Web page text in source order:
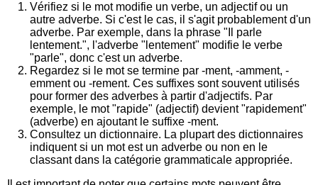
Vérifiez si le mot modifie un verbe, un adjectif ou un
autre adverbe. Si c'est le cas, il s'agit probablement d'un
adverbe. Par exemple, dans la phrase "Il parle
lentement.", l'adverbe "lentement" modifie le verbe
"parle", donc c'est un adverbe.
Regardez si le mot se termine par -ment, -amment, -
emment ou -rement. Ces suffixes sont souvent utilisés
pour former des adverbes à partir d'adjectifs. Par
exemple, le mot "rapide" (adjectif) devient "rapidement"
(adverbe) en ajoutant le suffixe -ment.
Consultez un dictionnaire. La plupart des dictionnaires
indiquent si un mot est un adverbe ou non en le
classant dans la catégorie grammaticale appropriée.